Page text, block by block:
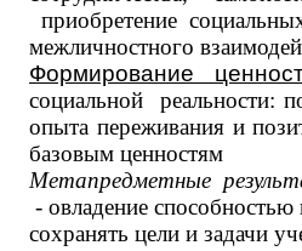
приобретение
межличностного
Формирование
социальной реальности:
опыта переживания и
базовым ценностям
Метапредметные
- овладение
сохранять цели и зада­чи